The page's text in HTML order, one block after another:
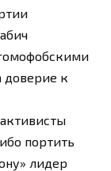
доверие к
портить
лидер